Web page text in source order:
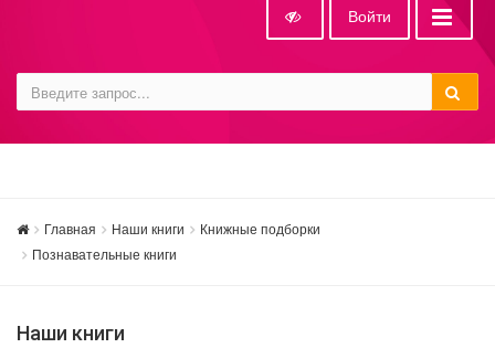
Войти
Главная Наши книги
Книжные подборки
Познавательные книги
Наши книги